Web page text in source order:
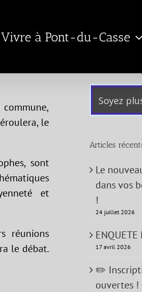
Vivre à Pont-du-Casse
le
sont
et
réunions
le débat.
Articles
Le
dans vos
!
24 juillet 2026
ENQUETE
17 avril 2026
✏️
ouvertes